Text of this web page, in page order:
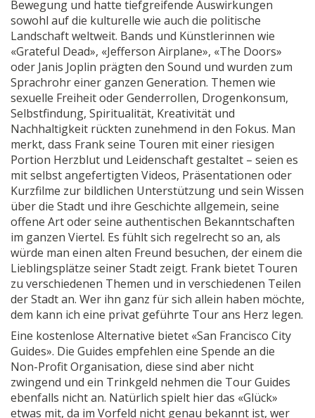
Bewegung und hatte tiefgreifende Auswirkungen
sowohl auf die kulturelle wie auch die politische
Landschaft weltweit. Bands und Künstlerinnen wie
«Grateful Dead», «Jefferson Airplane», «The Doors»
oder Janis Joplin prägten den Sound und wurden zum
Sprachrohr einer ganzen Generation. Themen wie
sexuelle Freiheit oder Genderrollen, Drogenkonsum,
Selbstfindung, Spiritualität, Kreativität und
Nachhaltigkeit rückten zunehmend in den Fokus. Man
merkt, dass Frank seine Touren mit einer riesigen
Portion Herzblut und Leidenschaft gestaltet – seien es
mit selbst angefertigten Videos, Präsentationen oder
Kurzfilme zur bildlichen Unterstützung und sein Wissen
über die Stadt und ihre Geschichte allgemein, seine
offene Art oder seine authentischen Bekanntschaften
im ganzen Viertel. Es fühlt sich regelrecht so an, als
würde man einen alten Freund besuchen, der einem die
Lieblingsplätze seiner Stadt zeigt. Frank bietet Touren
zu verschiedenen Themen und in verschiedenen Teilen
der Stadt an. Wer ihn ganz für sich allein haben möchte,
dem kann ich eine privat geführte Tour ans Herz legen.
Eine kostenlose Alternative bietet «San Francisco City
Guides». Die Guides empfehlen eine Spende an die
Non-Profit Organisation, diese sind aber nicht
zwingend und ein Trinkgeld nehmen die Tour Guides
ebenfalls nicht an. Natürlich spielt hier das «Glück»
etwas mit, da im Vorfeld nicht genau bekannt ist, wer